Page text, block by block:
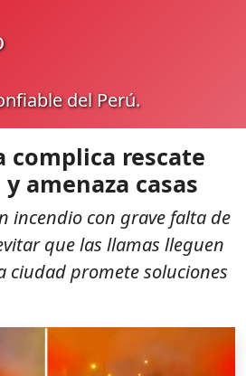
del Perú.
complica rescate
amenaza casas
incendio con grave falta de
que las llamas lleguen
ciudad promete soluciones